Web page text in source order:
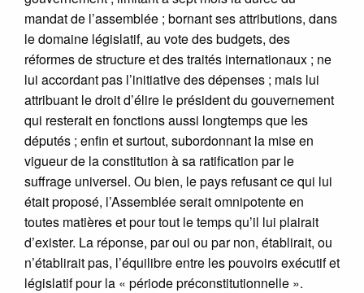
mandat de l’assemblée ; bornant ses attributions, dans
le domaine législatif, au vote des budgets, des
réformes de structure et des traités internationaux ; ne
lui accordant pas l’initiative des dépenses ; mais lui
attribuant le droit d’élire le président du gouvernement
qui resterait en fonctions aussi longtemps que les
députés ; enfin et surtout, subordonnant la mise en
vigueur de la constitution à sa ratification par le
suffrage universel. Ou bien, le pays refusant ce qui lui
était proposé, l’Assemblée serait omnipotente en
toutes matières et pour tout le temps qu’il lui plairait
d’exister. La réponse, par oui ou par non, établirait, ou
n’établirait pas, l’équilibre entre les pouvoirs exécutif et
législatif pour la « période préconstitutionnelle ».